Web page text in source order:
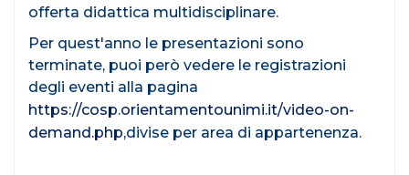
offerta didattica multidisciplinare.
Per quest'anno le presentazioni sono
terminate, puoi però vedere le registrazioni
degli eventi alla pagina
https://cosp.orientamentounimi.it/video-on-
demand.php,divise per area di appartenenza.